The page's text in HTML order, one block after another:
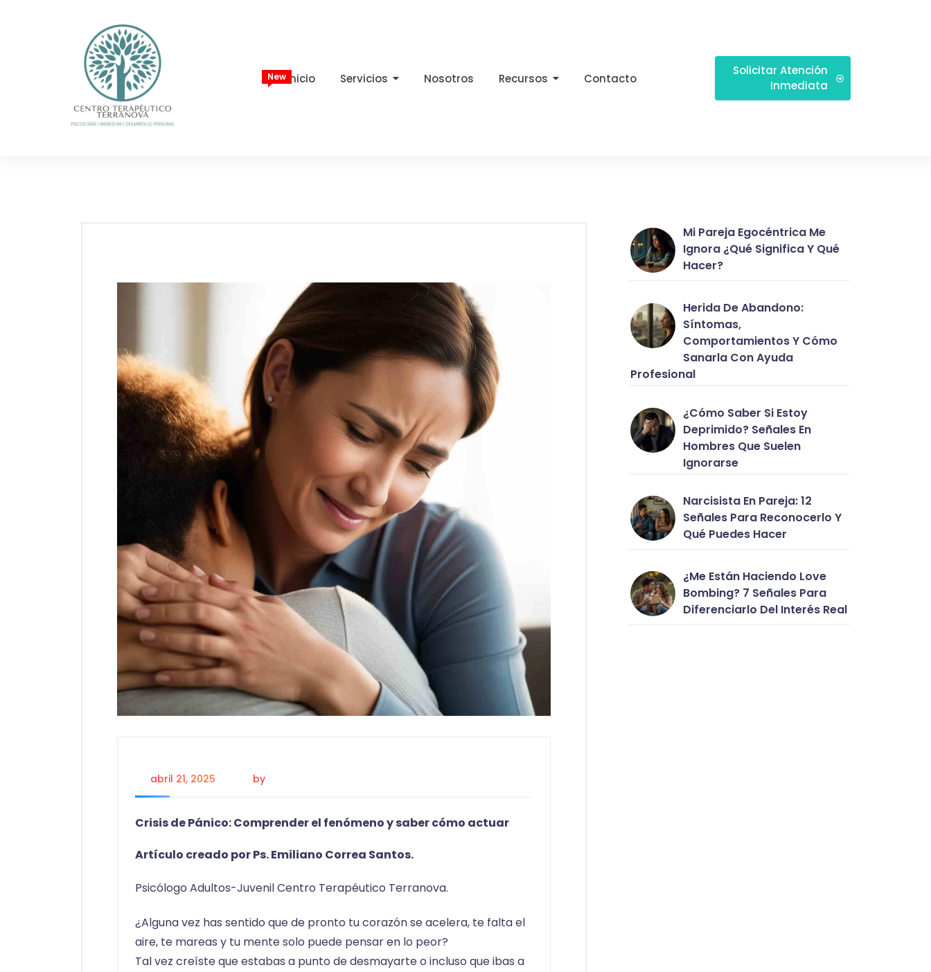
Inicio
New Servicios Nosotros Recursos Contacto
Solicitar Atención
Inmediata
abril 21, 2025 by
Crisis de Pánico: Comprender el fenómeno y saber cómo actuar
Artículo creado por Ps. Emiliano Correa Santos.
Psicólogo Adultos-Juvenil Centro Terapéutico Terranova.
¿Alguna vez has sentido que de pronto tu corazón se acelera, te falta el
aire, te mareas y tu mente solo puede pensar en lo peor?
Tal vez creíste que estabas a punto de desmayarte o incluso que ibas a
Mi Pareja Egocéntrica Me
Ignora ¿qué Significa Y Qué
Hacer?
Herida De Abandono:
Síntomas,
Comportamientos Y Cómo
Sanarla Con Ayuda
Profesional
¿Cómo Saber Si Estoy
Deprimido? Señales En
Hombres Que Suelen
Ignorarse
Narcisista En Pareja: 12
Señales Para Reconocerlo Y
Qué Puedes Hacer
¿Me Están Haciendo Love
Bombing? 7 Señales Para
Diferenciarlo Del Interés Real